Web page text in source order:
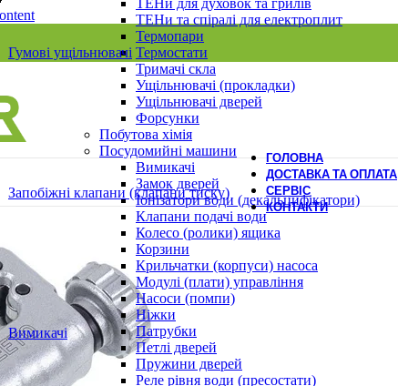
ТЕНи та спіралі для електроплит
Термопари
Термостати
Тримачі скла
Ущільнювачі (прокладки)
Ущільнювачі дверей
Форсунки
Побутова хімія
Посудомийні машини
Вимикачі
Замок дверей
Іонізатори води (декальцифікатори)
Клапани подачі води
Колесо (ролики) ящика
Корзини
Крильчатки (корпуси) насоса
Модулі (плати) управління
Насоси (помпи)
Ніжки
Патрубки
Петлі дверей
Пружини дверей
Реле рівня води (пресостати)
Гумові ущільнювачі
Запобіжні клапани (клапани тиску)
Вимикачі
ГОЛОВНА
ДОСТАВКА ТА ОПЛАТА
СЕРВІС
КОНТАКТИ